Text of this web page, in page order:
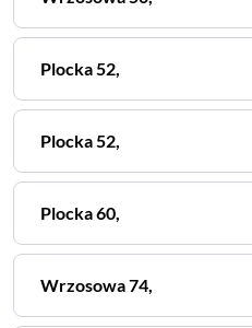
Plocka52,
Plocka52,
Plocka60,
Wrzosowa74,